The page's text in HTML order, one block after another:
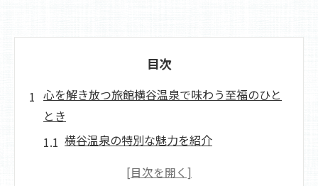
目次
心を解き放つ旅館横谷温泉で味わう至福のひと
とき
横谷温泉の特別な魅力を紹介
癒しの湯で心身の疲れをリセット